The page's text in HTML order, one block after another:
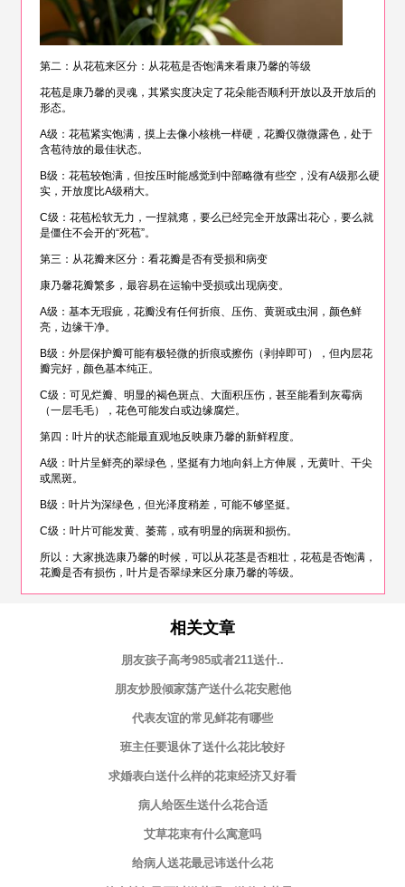
第二：从花苞来区分：从花苞是否饱满来看康乃馨的等级
花苞是康乃馨的灵魂，其紧实度决定了花朵能否顺利开放以及开放后的
形态。
A级：花苞紧实饱满，摸上去像小核桃一样硬，花瓣仅微微露色，处于
含苞待放的最佳状态。
B级：花苞较饱满，但按压时能感觉到中部略微有些空，没有A级那么硬
实，开放度比A级稍大。
C级：花苞松软无力，一捏就瘪，要么已经完全开放露出花心，要么就
是僵住不会开的“死苞”。
第三：从花瓣来区分：看花瓣是否有受损和病变
康乃馨花瓣繁多，最容易在运输中受损或出现病变。
A级：基本无瑕疵，花瓣没有任何折痕、压伤、黄斑或虫洞，颜色鲜
亮，边缘干净。
B级：外层保护瓣可能有极轻微的折痕或擦伤（剥掉即可），但内层花
瓣完好，颜色基本纯正。
C级：可见烂瓣、明显的褐色斑点、大面积压伤，甚至能看到灰霉病
（一层毛毛），花色可能发白或边缘腐烂。
第四：叶片的状态能最直观地反映康乃馨的新鲜程度。
A级：叶片呈鲜亮的翠绿色，坚挺有力地向斜上方伸展，无黄叶、干尖
或黑斑。
B级：叶片为深绿色，但光泽度稍差，可能不够坚挺。
C级：叶片可能发黄、萎蔫，或有明显的病斑和损伤。
所以：大家挑选康乃馨的时候，可以从花茎是否粗壮，花苞是否饱满，
花瓣是否有损伤，叶片是否翠绿来区分康乃馨的等级。
相关文章
朋友孩子高考985或者211送什..
朋友炒股倾家荡产送什么花安慰他
代表友谊的常见鲜花有哪些
班主任要退休了送什么花比较好
求婚表白送什么样的花束经济又好看
病人给医生送什么花合适
艾草花束有什么寓意吗
给病人送花最忌讳送什么花